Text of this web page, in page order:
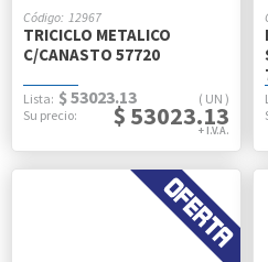
12967
TRICICLO METALICO
C/CANASTO 57720
UN
$ 53023.13
$ 53023.13